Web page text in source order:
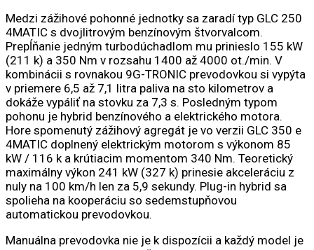
Medzi zážihové pohonné jednotky sa zaradí typ GLC 250
4MATIC s dvojlitrovým benzínovým štvorvalcom.
Prepĺňanie jedným turbodúchadlom mu prinieslo 155 kW
(211 k) a 350 Nm v rozsahu 1400 až 4000 ot./min. V
kombinácii s rovnakou 9G-TRONIC prevodovkou si vypýta
v priemere 6,5 až 7,1 litra paliva na sto kilometrov a
dokáže vypáliť na stovku za 7,3 s. Posledným typom
pohonu je hybrid benzínového a elektrického motora.
Hore spomenutý zážihový agregát je vo verzii GLC 350 e
4MATIC doplnený elektrickým motorom s výkonom 85
kW / 116 k a krútiacim momentom 340 Nm. Teoretický
maximálny výkon 241 kW (327 k) prinesie akceleráciu z
nuly na 100 km/h len za 5,9 sekundy. Plug-in hybrid sa
spolieha na kooperáciu so sedemstupňovou
automatickou prevodovkou.
Manuálna prevodovka nie je k dispozícii a každý model je